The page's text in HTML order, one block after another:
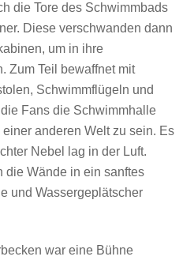
die Tore des Schwimmbads
Diese verschwanden dann
um in ihre
Zum Teil bewaffnet mit
Schwimmflügeln und
Fans die Schwimmhalle
anderen Welt zu sein. Es
Nebel lag in der Luft.
die Wände in ein sanftes
und Wassergeplätscher
war eine Bühne